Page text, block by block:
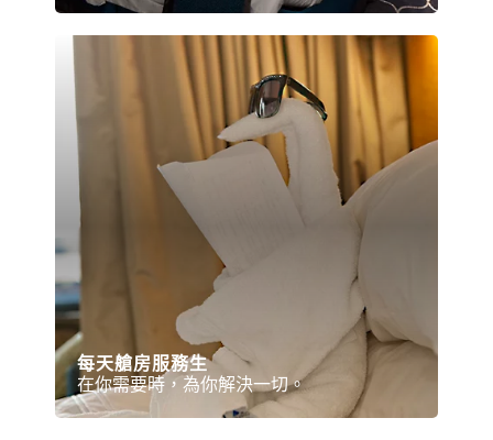
每天艙房服務生
在你需要時，為你解決一切。